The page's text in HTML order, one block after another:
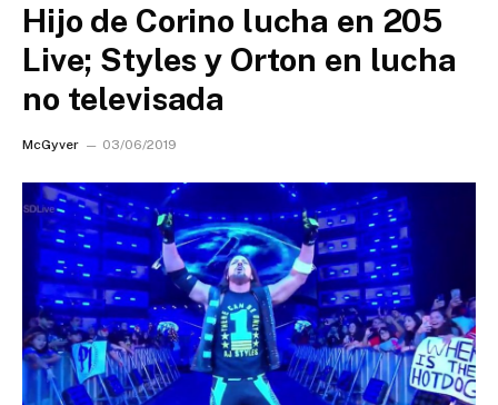
Hijo de Corino lucha en 205
Live; Styles y Orton en lucha
no televisada
McGyver 03/06/2019